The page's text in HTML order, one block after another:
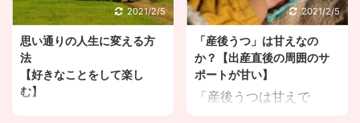
2021/2/5
思い通りの人生に変える方
法
【好きなことをして楽し
む】
2021/2/5
「産後うつ」は甘えなの
か？【出産直後の周囲のサ
ポートが甘い】
「産後うつは甘えで